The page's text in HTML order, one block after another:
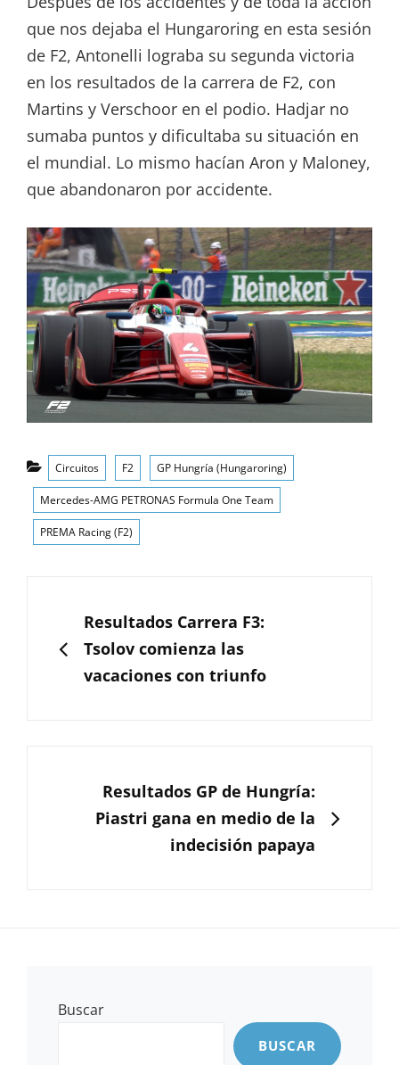
que nos dejaba el Hungaroring en esta sesión
de F2, Antonelli lograba su segunda victoria
en los resultados de la carrera de F2, con
Martins y Verschoor en el podio. Hadjar no
sumaba puntos y dificultaba su situación en
el mundial. Lo mismo hacían Aron y Maloney,
que abandonaron por accidente.
Categorías
Circuitos F2 GP Hungría (Hungaroring)
Mercedes-AMG PETRONAS Formula One Team
PREMA Racing (F2)
entradas
ANTERIOR
Resultados Carrera F3:
Tsolov comienza las
vacaciones con triunfo
SIGUIENTE
Resultados GP de Hungría:
Piastri gana en medio de la
indecisión papaya
Buscar
BUSCAR